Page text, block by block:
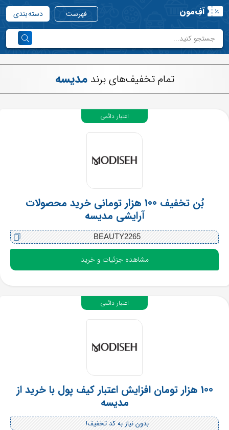
آفِ‌مون فهرست دسته بندی
تمام تخفیف‌های برندمدیسه
بُن تخفیف 100 هزار تومانی خرید محصولات
آرایشی مدیسه
BEAUTY2265
مشاهده جزئیات و خرید
اعتبار دائمی
100 هزار تومان افزایش اعتبار کیف پول با خرید از
مدیسه
بدون نیاز به کد تخفیف!
اعتبار دائمی